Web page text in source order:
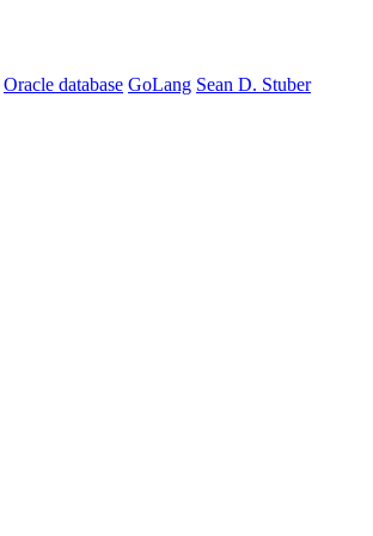
Oracle database GoLang Sean D. Stuber